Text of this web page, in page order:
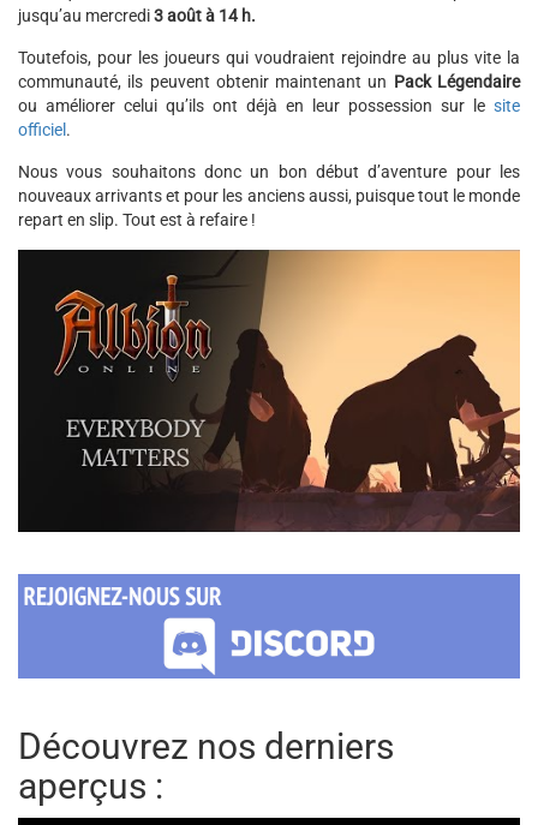
jusqu’au mercredi3 août à 14 h.
Toutefois, pour les joueurs qui voudraient rejoindre au plus vite la
communauté, ils peuvent obtenir maintenant un Pack Légendaire
ou améliorer celui qu’ils ont déjà en leur possession sur le site
officiel .
Nous vous souhaitons donc un bon début d’aventure pour les
nouveaux arrivants et pour les anciens aussi, puisque tout le monde
repart en slip. Tout est à refaire !
Découvrez nos derniers
aperçus :